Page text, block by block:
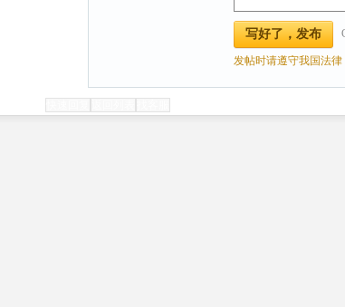
写好了，发布
发帖时请遵守我国法